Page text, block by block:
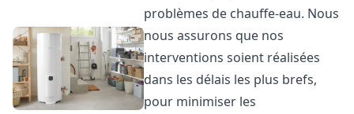
problèmes de chauffe-eau. Nous
nous assurons que nos
interventions soient réalisées
dans les délais les plus brefs,
pour minimiser les